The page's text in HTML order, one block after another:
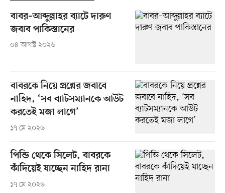
বাবর–আব্দুল্লাহর ব্যাটে দারুণ
জবাব পাকিস্তানের
০৪ আগস্ট ২০২৬
বাবরকে নিয়ে প্রশ্নের জবাবে
নাহিদ, ‘সব ব্যাটসম্যানকে আউট
করতেই মজা লাগে’
১৭ মে ২০২৬
পিন্ডি থেকে সিলেট, বাবরকে
কাঁদিয়েই যাচ্ছেন নাহিদ রানা
১৭ মে ২০২৬